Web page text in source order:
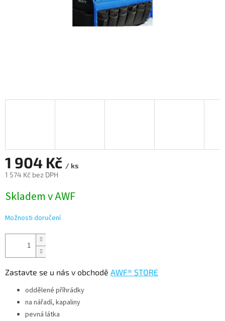
1 904 Kč / ks
1 574 Kč bez DPH
cena:
Skladem v AWF
Možnosti doručení
Zastavte se u nás v obchodě AWF® STORE
oddělené příhrádky
na nářadí, kapaliny
pevná látka